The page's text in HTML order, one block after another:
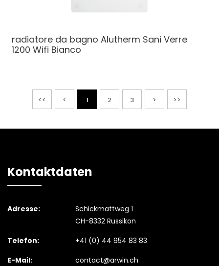
radiatore da bagno Alutherm Sani Verre
1200 Wifi Bianco
<< < 1 2 3 > >>
Kontaktdaten
Adresse:
Schickmattweg 1
CH-8332 Russikon
Telefon:
+41 (0) 44 954 83 83
E-Mail:
contact@arwin.ch